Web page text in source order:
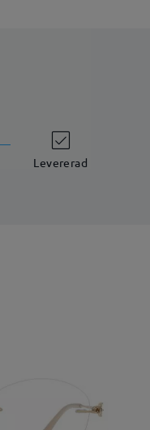
Levererad